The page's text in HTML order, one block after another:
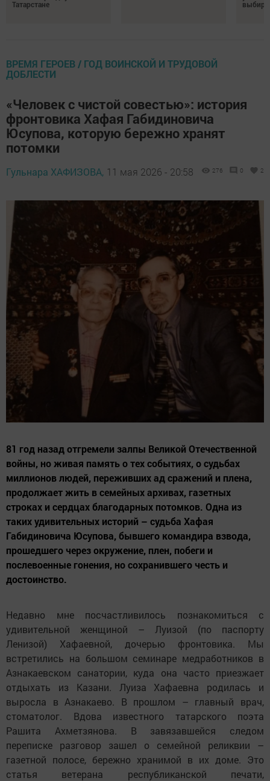
Татарстане
ВРЕМЯ ГЕРОЕВ / ГОД ВОИНСКОЙ И ТРУДОВОЙ
ДОБЛЕСТИ
«Человек с чистой совестью»: история
фронтовика Хафая Габидиновича
Юсупова, которую бережно хранят
потомки
Гульнара ХАФИЗОВА, 11 мая 2026 - 20:58 276 0 2
81 год назад отгремели залпы Великой Отечественной
войны, но живая память о тех событиях, о судьбах
миллионов людей, переживших ад сражений и плена,
продолжает жить в семейных архивах, газетных
строках и сердцах благодарных потомков. Одна из
таких удивительных историй – судьба Хафая
Габидиновича Юсупова, бывшего командира взвода,
прошедшего через окружение, плен, побеги и
послевоенные гонения, но сохранившего честь и
достоинство.
Недавно мне посчастливилось познакомиться с
удивительной женщиной – Луизой (по паспорту
Ленизой) Хафаевной, дочерью фронтовика. Мы
встретились на большом семинаре медработников в
Азнакаевском санатории, куда она часто приезжает
отдыхать из Казани. Луиза Хафаевна родилась и
выросла в Азнакаево. В прошлом – главный врач,
стоматолог. Вдова известного татарского поэта
Рашита Ахметзянова. В завязавшейся следом
переписке разговор зашел о семейной реликвии –
газетной полосе, бережно хранимой в их доме. Это
статья ветерана республиканской печати,